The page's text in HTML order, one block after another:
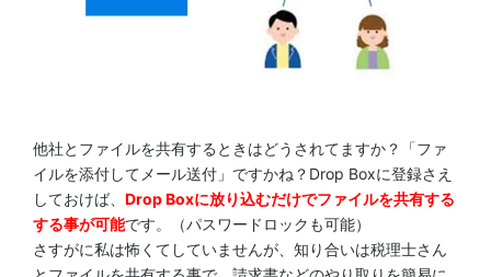
他社とファイルを共有するときはどうされてますか？「ファ
イルを添付してメール送付」ですかね？Drop Boxに登録さえ
しておけば、 Drop Boxに放り込むだけでファイルを共有する
する事が可能です。（パスワードロックも可能）
さすがに私は怖くてしていませんが、知り合いは税理士さん